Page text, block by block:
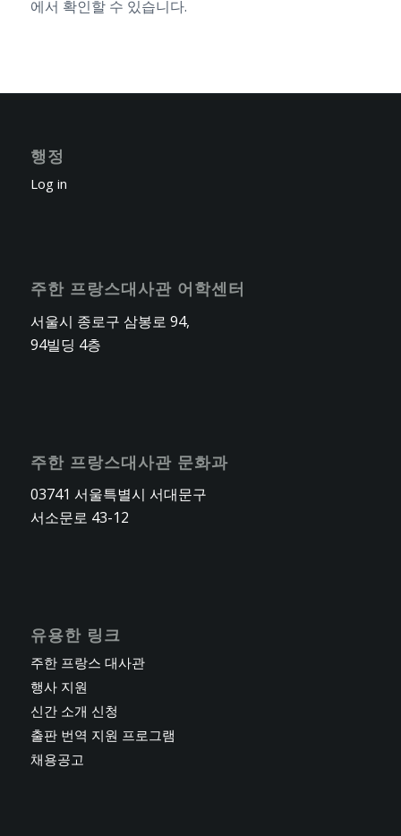
에서 확인할 수 있습니다.
행정
Log in
주한 프랑스대사관 어학센터
서울시 종로구 삼봉로 94,
94빌딩 4층
주한 프랑스대사관 문화과
03741 서울특별시 서대문구
서소문로 43-12
유용한 링크
주한 프랑스 대사관
행사 지원
신간 소개 신청
출판 번역 지원 프로그램
채용공고